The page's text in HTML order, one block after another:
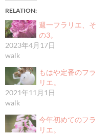
RELATION
週一フラリエ、そ
の3。
2023年4月17日
walk
もはや定番のフラ
リエ。
2021年11月1日
walk
今年初めてのフラ
リエ。